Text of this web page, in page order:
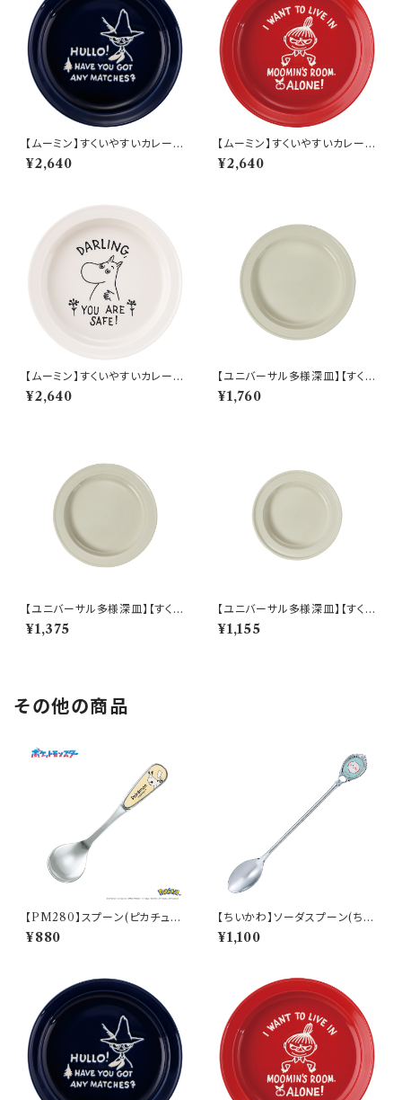
【ムーミン】すくいやすいカレー皿
（スナフキン）【MM9000】MM
9003-320
¥2,640
【ムーミン】すくいやすいカレー皿
（リトルミィ）【MM9000】MM
9002-320
¥2,640
【ムーミン】すくいやすいカレー皿
（ムーミン）【MM9000】MM9
001-320
¥2,640
【ユニバーサル多様深皿】【すくい
やすいうつわ】21cm ディーププ
レート（ホワイト）【NB10】
¥1,760
【ユニバーサル多様深皿】【すくい
やすいうつわ】19cm ディーププ
レート（ホワイト）【NB10】
¥1,375
【ユニバーサル多様深皿】【すくい
やすいうつわ】16.5cm ディープ
プレート（ホワイト）【NB10】
¥1,155
その他の商品
【PM280】スプーン(ピカチュ
ウ)【Daily Sketch】PM284-8
50
¥880
【ちいかわ】ソーダスプーン(ちい
かわ)【CKW40】CKW41-850
¥1,100